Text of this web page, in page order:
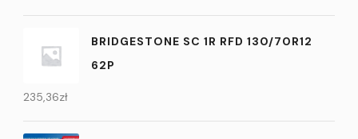
BRIDGESTONE SC 1R RFD 130/70R12
62P
235,36zł